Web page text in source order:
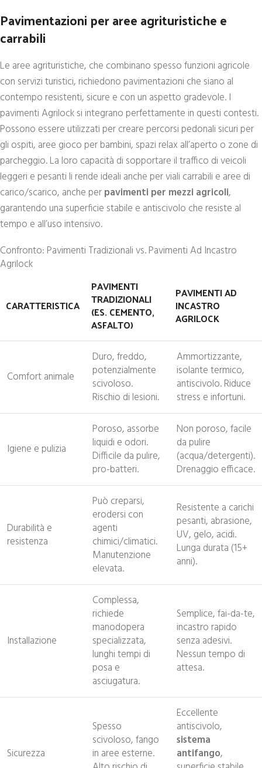
Pavimentazioni per aree agrituristiche e
carrabili
Le aree agrituristiche, che combinano spesso funzioni agricole
con servizi turistici, richiedono pavimentazioni che siano al
contempo resistenti, sicure e con un aspetto gradevole. I
pavimenti Agrilock si integrano perfettamente in questi contesti.
Possono essere utilizzati per creare percorsi pedonali sicuri per
gli ospiti, aree gioco per bambini, spazi relax all’aperto o zone di
parcheggio. La loro capacità di sopportare il traffico di veicoli
leggeri e pesanti li rende ideali anche per viali carrabili e aree di
carico/scarico, anche perpavimenti per mezzi agricoli,
garantendo una superficie stabile e antiscivolo che resiste al
tempo e all’uso intensivo.
Confronto: Pavimenti Tradizionali vs. Pavimenti Ad Incastro
Agrilock
CARATTERISTICA
PAVIMENTI
TRADIZIONALI
(ES. CEMENTO,
ASFALTO)
PAVIMENTI AD
INCASTRO
AGRILOCK
Comfort animale
Duro, freddo,
potenzialmente
scivoloso.
Rischio di lesioni.
Ammortizzante,
isolante termico,
antiscivolo. Riduce
stress e infortuni.
Igiene e pulizia
Poroso, assorbe
liquidi e odori.
Difficile da pulire,
pro-batteri.
Non poroso, facile
da pulire
(acqua/detergenti).
Drenaggio efficace.
Durabilità e
resistenza
Può creparsi,
erodersi con
agenti
chimici/climatici.
Manutenzione
elevata.
Resistente a carichi
pesanti, abrasione,
UV, gelo, acidi.
Lunga durata (15+
anni).
Installazione
Complessa,
richiede
manodopera
specializzata,
lunghi tempi di
posa e
asciugatura.
Semplice, fai-da-te,
incastro rapido
senza adesivi.
Nessun tempo di
attesa.
Sicurezza
Spesso
scivoloso, fango
in aree esterne.
Eccellente
antiscivolo,
sistema
antifango,